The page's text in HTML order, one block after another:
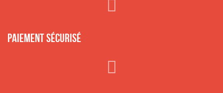
Paiement sécurisé